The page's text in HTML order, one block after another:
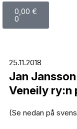
0,00 €
0
25.11.2018
Jan
Veneily ry:n
(Se nedan på